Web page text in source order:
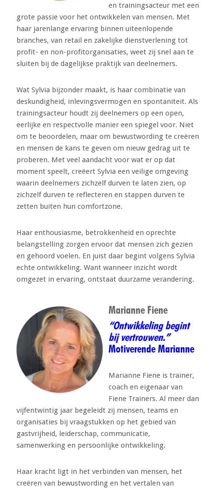
en trainingsacteur met een
grote passie voor het ontwikkelen van mensen. Met
haar jarenlange ervaring binnen uiteenlopende
branches, van retail en zakelijke dienstverlening tot
profit- en non-profitorganisaties, weet zij snel aan te
sluiten bij de dagelijkse praktijk van deelnemers.
Wat Sylvia bijzonder maakt, is haar combinatie van
deskundigheid, inlevingsvermogen en spontaniteit. Als
trainingsacteur houdt zij deelnemers op een open,
eerlijke en respectvolle manier een spiegel voor. Niet
om te beoordelen, maar om bewustwording te creëren
en mensen de kans te geven om nieuw gedrag uit te
proberen. Met veel aandacht voor wat er op dat
moment speelt, creëert Sylvia een veilige omgeving
waarin deelnemers zichzelf durven te laten zien, op
zichzelf durven te reflecteren en stappen durven te
zetten buiten hun comfortzone.
Haar enthousiasme, betrokkenheid en oprechte
belangstelling zorgen ervoor dat mensen zich gezien
en gehoord voelen. En juist daar begint volgens Sylvia
echte ontwikkeling. Want wanneer inzicht wordt
omgezet in ervaring, ontstaat duurzame verandering.
Marianne Fiene
“Ontwikkeling begint
bij vertrouwen.”
Motiverende Marianne
Marianne Fiene is trainer,
coach en eigenaar van
Fiene Trainers. Al meer dan
vijfentwintig jaar begeleidt zij mensen, teams en
organisaties bij vraagstukken op het gebied van
gastvrijheid, leiderschap, communicatie,
samenwerking en persoonlijke ontwikkeling.
Haar kracht ligt in het verbinden van mensen, het
creëren van bewustwording en het vertalen van